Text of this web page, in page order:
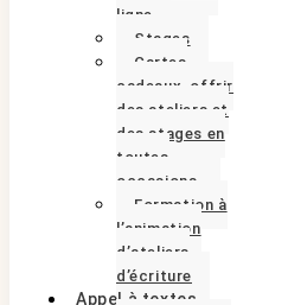
ligne
Stages
Cartes
cadeaux, offrir
des ateliers et
des stages en
toutes
occasions.
Formation à
l’animation
d’ateliers
d’écriture
Appel à textes